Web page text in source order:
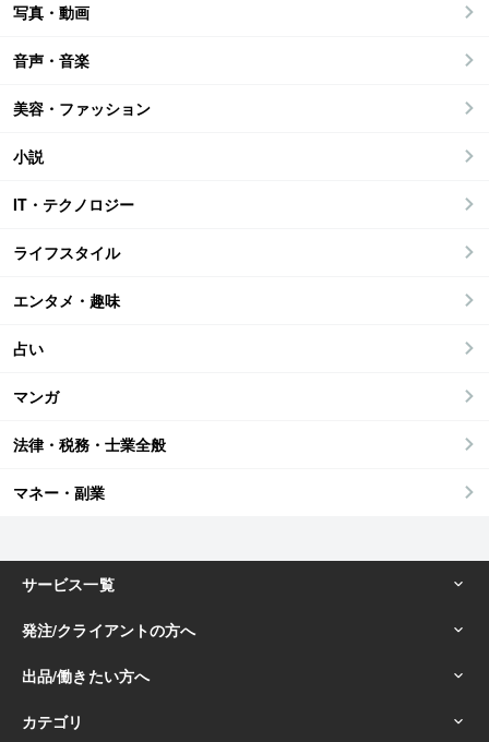
写真・動画
音声・音楽
美容・ファッション
小説
IT・テクノロジー
ライフスタイル
エンタメ・趣味
占い
マンガ
法律・税務・士業全般
マネー・副業